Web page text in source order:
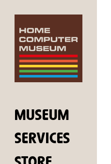
MUSEUM
SERVICES